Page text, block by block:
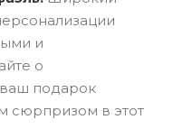
и
о
ваш подарок
сюрпризом в этот